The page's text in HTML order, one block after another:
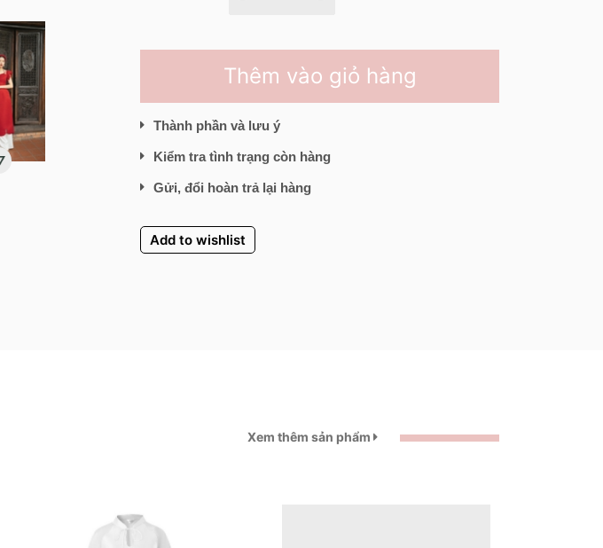
Thêm vào giỏ hàng
Thành phần và lưu ý
Kiểm tra tình trạng còn hàng
Gửi, đổi hoàn trả lại hàng
Add to wishlist
Xem thêm sản phẩm